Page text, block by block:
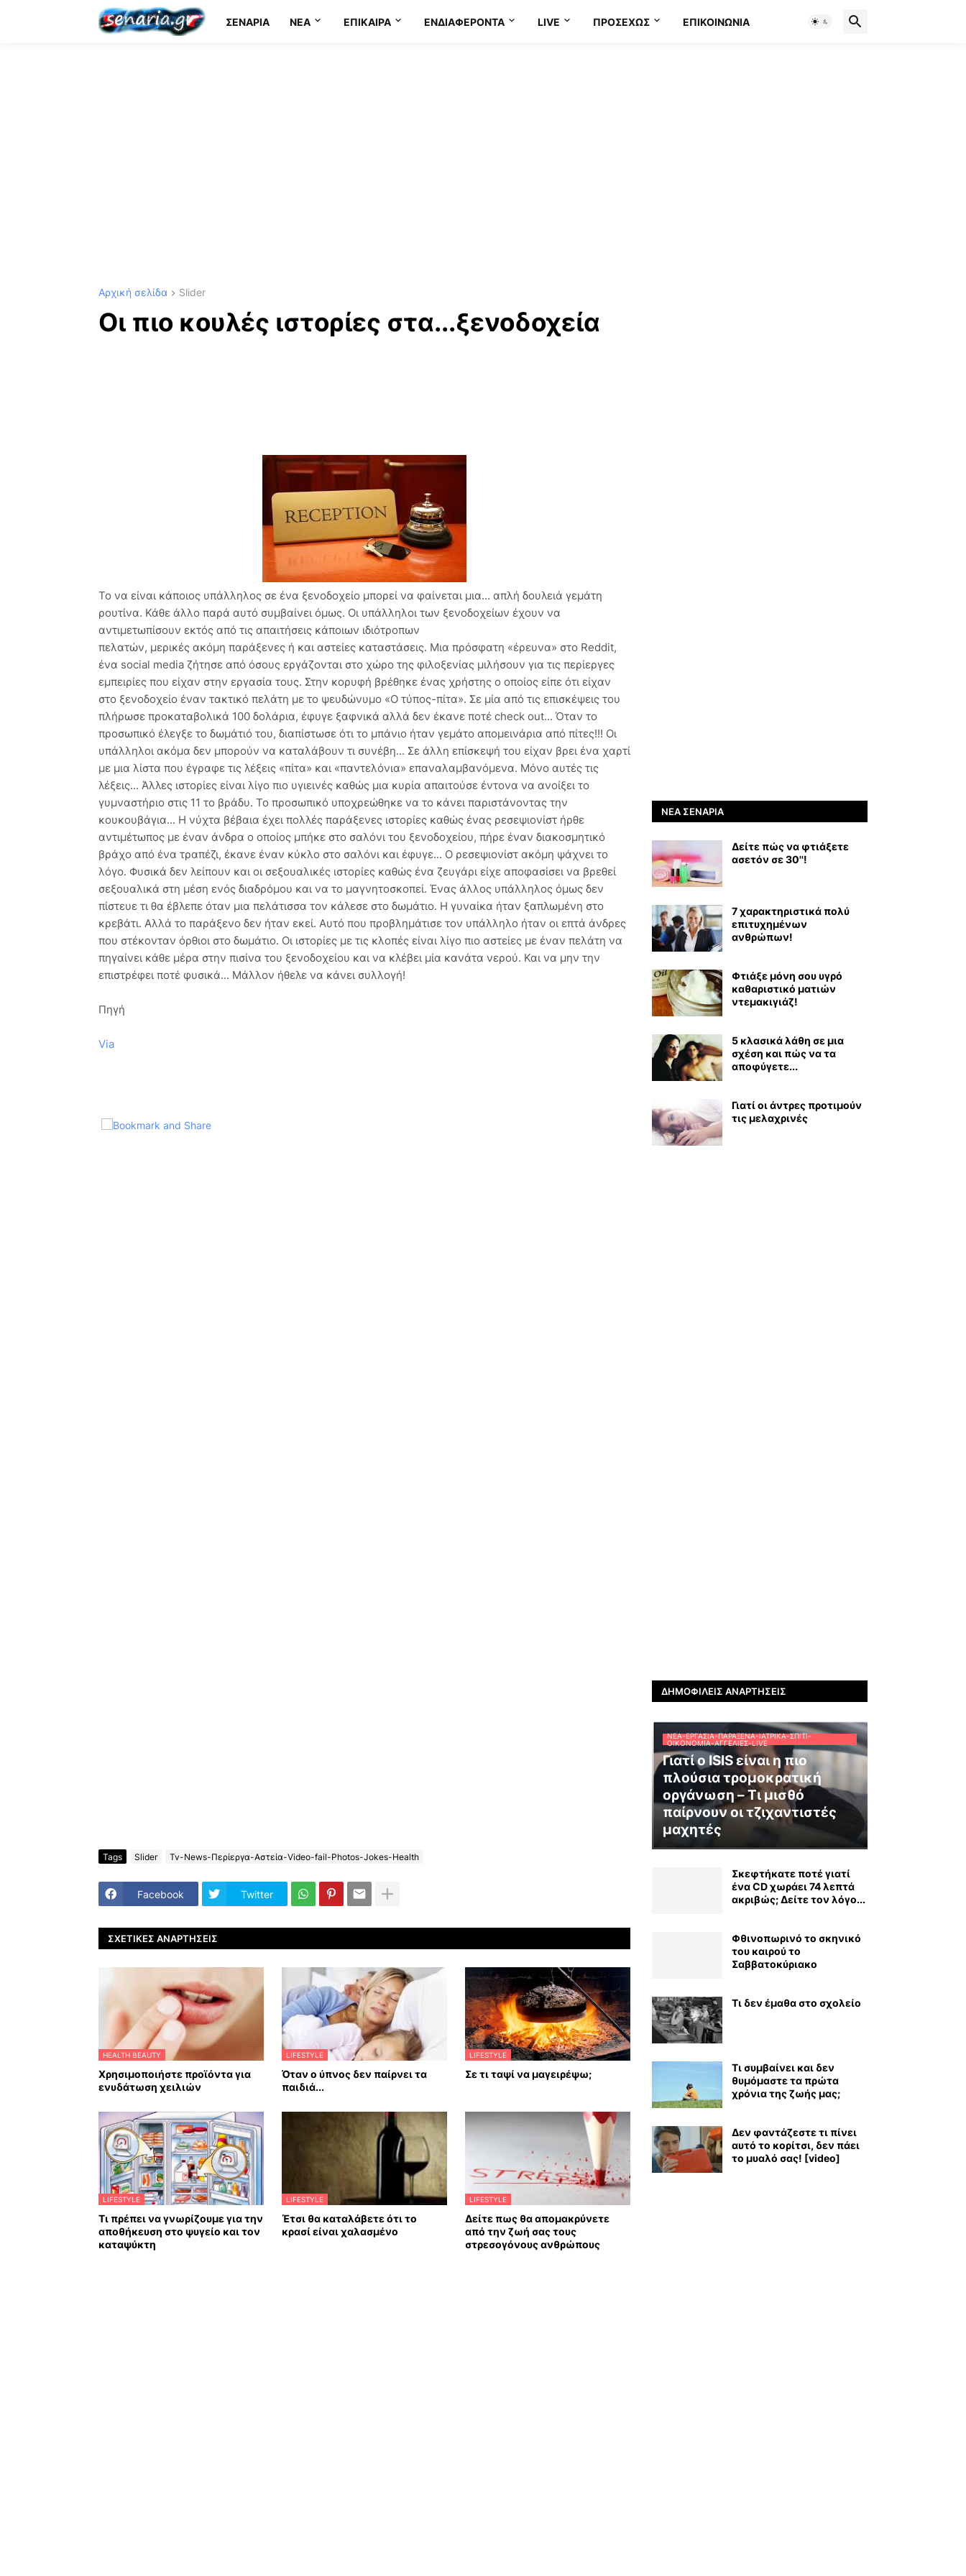
ΣΕΝΆΡΙΑ NEA ΕΠΊΚΑΙΡΑ ΕΝΔΙΑΦΈΡΟΝΤΑ LIVE ΠΡΟΣΕΧΩΣ ΕΠΙΚΟΙΝΩΝΊΑ
Αρχική σελίδα Slider
Οι πιο κουλές ιστορίες στα...ξενοδοχεία
Το να είναι κάποιος υπάλληλος σε ένα ξενοδοχείο μπορεί να φαίνεται μια... απλή δουλειά γεμάτη
ρουτίνα. Κάθε άλλο παρά αυτό συμβαίνει όμως. Οι υπάλληλοι των ξενοδοχείων έχουν να
αντιμετωπίσουν εκτός από τις απαιτήσεις κάποιων ιδιότροπων
πελατών, μερικές ακόμη παράξενες ή και αστείες καταστάσεις. Μια πρόσφατη «έρευνα» στο Reddit,
ένα social media ζήτησε από όσους εργάζονται στο χώρο της φιλοξενίας μιλήσουν για τις περίεργες
εμπειρίες που είχαν στην εργασία τους. Στην κορυφή βρέθηκε ένας χρήστης ο οποίος είπε ότι είχαν
στο ξενοδοχείο έναν τακτικό πελάτη με το ψευδώνυμο «Ο τύπος-πίτα». Σε μία από τις επισκέψεις του
πλήρωσε προκαταβολικά 100 δολάρια, έφυγε ξαφνικά αλλά δεν έκανε ποτέ check out... Όταν το
προσωπικό έλεγξε το δωμάτιό του, διαπίστωσε ότι το μπάνιο ήταν γεμάτο απομεινάρια από πίτες!!! Οι
υπάλληλοι ακόμα δεν μπορούν να καταλάβουν τι συνέβη... Σε άλλη επίσκεψή του είχαν βρει ένα χαρτί
με μια λίστα που έγραφε τις λέξεις «πίτα» και «παντελόνια» επαναλαμβανόμενα. Μόνο αυτές τις
λέξεις... Άλλες ιστορίες είναι λίγο πιο υγιεινές καθώς μια κυρία απαιτούσε έντονα να ανοίξει το
γυμναστήριο στις 11 το βράδυ. Το προσωπικό υποχρεώθηκε να το κάνει παριστάνοντας την
κουκουβάγια... Η νύχτα βέβαια έχει πολλές παράξενες ιστορίες καθώς ένας ρεσεψιονίστ ήρθε
αντιμέτωπος με έναν άνδρα ο οποίος μπήκε στο σαλόνι του ξενοδοχείου, πήρε έναν διακοσμητικό
βράχο από ένα τραπέζι, έκανε έναν κύκλο στο σαλόνι και έφυγε... Ο ρεσεψιονίστ ακόμη ψάχνει το
λόγο. Φυσικά δεν λείπουν και οι σεξουαλικές ιστορίες καθώς ένα ζευγάρι είχε αποφασίσει να βρεθεί
σεξουαλικά στη μέση ενός διαδρόμου και να το μαγνητοσκοπεί. Ένας άλλος υπάλληλος όμως δεν
πίστευε τι θα έβλεπε όταν μια πελάτισσα τον κάλεσε στο δωμάτιο. Η γυναίκα ήταν ξαπλωμένη στο
κρεβάτι. Αλλά το παράξενο δεν ήταν εκεί. Αυτό που προβλημάτισε τον υπάλληλο ήταν οι επτά άνδρες
που στέκονταν όρθιοι στο δωμάτιο. Οι ιστορίες με τις κλοπές είναι λίγο πιο αστείες με έναν πελάτη να
πηγαίνει κάθε μέρα στην πισίνα του ξενοδοχείου και να κλέβει μία κανάτα νερού. Και να μην την
επιστρέφει ποτέ φυσικά... Μάλλον ήθελε να κάνει συλλογή!
Πηγή
Via
Tags Slider Tv-News-Περίεργα-Αστεία-Video-fail-Photos-Jokes-Health
Facebook Twitter
ΣΧΕΤΙΚΈΣ ΑΝΑΡΤΉΣΕΙΣ
HEALTH BEAUTY
Χρησιμοποιήστε προϊόντα για
ενυδάτωση χειλιών
LIFESTYLE
Όταν ο ύπνος δεν παίρνει τα
παιδιά...
LIFESTYLE
Σε τι ταψί να μαγειρέψω;
LIFESTYLE
Τι πρέπει να γνωρίζουμε για την
αποθήκευση στο ψυγείο και τον
καταψύκτη
LIFESTYLE
Έτσι θα καταλάβετε ότι το
κρασί είναι χαλασμένο
LIFESTYLE
Δείτε πως θα απομακρύνετε
από την ζωή σας τους
στρεσογόνους ανθρώπους
ΝΈΑ ΣΕΝΆΡΙΑ
Δείτε πώς να φτιάξετε
ασετόν σε 30''!
7 χαρακτηριστικά πολύ
επιτυχημένων
ανθρώπων!
Φτιάξε μόνη σου υγρό
καθαριστικό ματιών
ντεμακιγιάζ!
5 κλασικά λάθη σε μια
σχέση και πώς να τα
αποφύγετε...
Γιατί οι άντρες προτιμούν
τις μελαχρινές
ΔΗΜΟΦΙΛΕΊΣ ΑΝΑΡΤΉΣΕΙΣ
ΝΈΑ-ΕΡΓΑΣΊΑ-ΠΑΡΆΞΕΝΑ-ΙΑΤΡΙΚΆ-ΣΠΊΤΙ-
ΟΙΚΟΝΟΜΊΑ-ΑΓΓΕΛΊΕΣ-LIVE
Γιατί ο ISIS είναι η πιο
πλούσια τρομοκρατική
οργάνωση – Τι μισθό
παίρνουν οι τζιχαντιστές
μαχητές
Σκεφτήκατε ποτέ γιατί
ένα CD χωράει 74 λεπτά
ακριβώς; Δείτε τον λόγο...
Φθινοπωρινό το σκηνικό
του καιρού το
Σαββατοκύριακο
Τι δεν έμαθα στο σχολείο
Τι συμβαίνει και δεν
θυμόμαστε τα πρώτα
χρόνια της ζωής μας;
Δεν φαντάζεστε τι πίνει
αυτό το κορίτσι, δεν πάει
το μυαλό σας! [video]